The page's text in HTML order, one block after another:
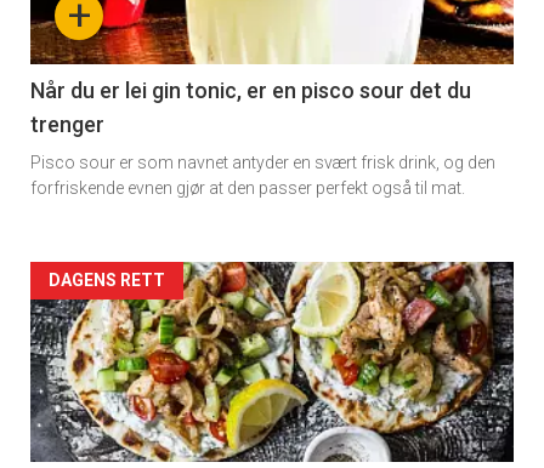
section
11
+
Når du er lei gin tonic, er en pisco sour det du
trenger
Pisco sour er som navnet antyder en svært frisk drink, og den
forfriskende evnen gjør at den passer perfekt også til mat.
Artikler
detail
-
section
DAGENS RETT